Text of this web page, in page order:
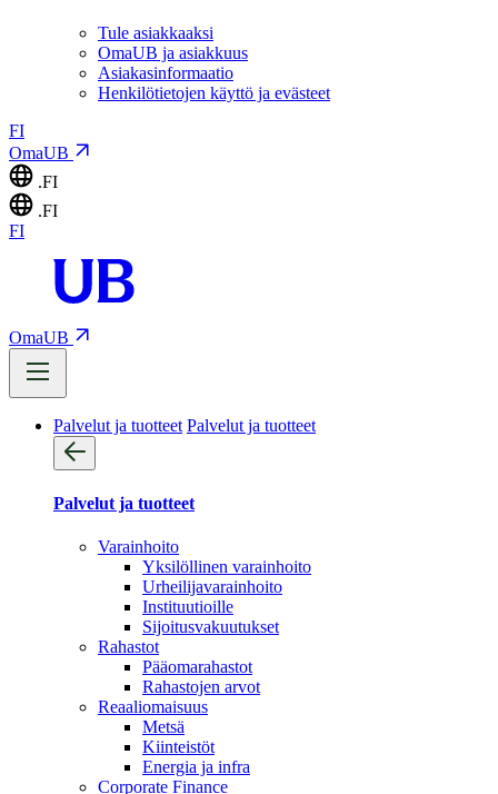
Tule asiakkaaksi
OmaUB ja asiakkuus
Asiakasinformaatio
Henkilötietojen käyttö ja evästeet
FI
OmaUB
.FI
.FI
FI
OmaUB
Palvelut ja tuotteet Palvelut ja tuotteet
Palvelut ja tuotteet
Varainhoito
Yksilöllinen varainhoito
Urheilijavarainhoito
Instituutioille
Sijoitusvakuutukset
Rahastot
Pääomarahastot
Rahastojen arvot
Reaaliomaisuus
Metsä
Kiinteistöt
Energia ja infra
Corporate Finance